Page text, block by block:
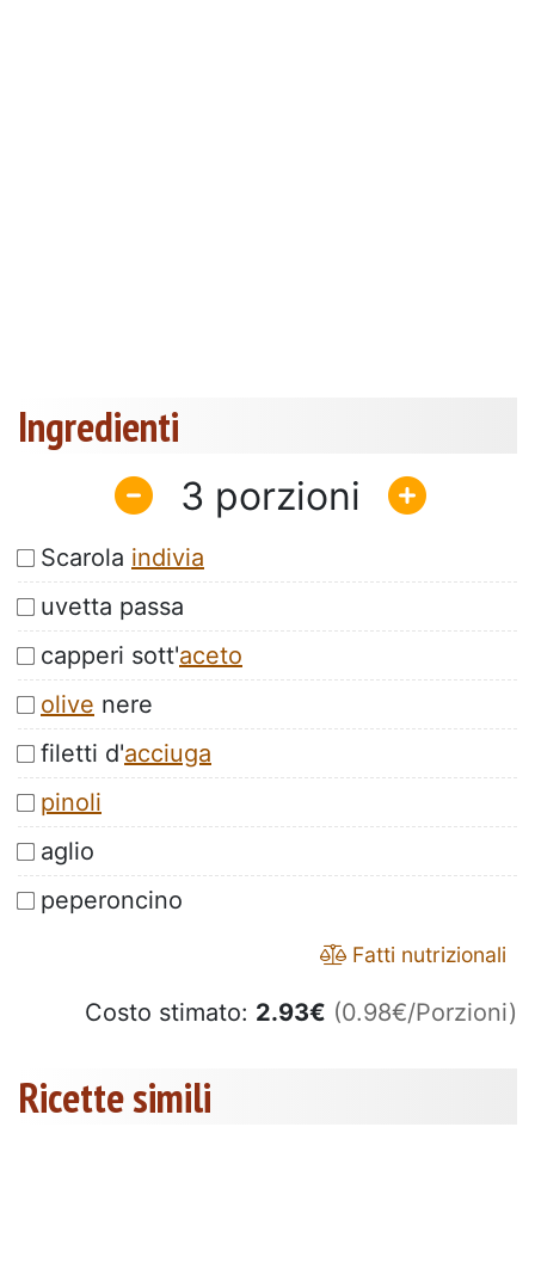
Ingredienti
3
Scarola indivia
uvetta passa
capperi sott'aceto
olive nere
filetti d'acciuga
pinoli
aglio
peperoncino
Fatti nutrizionali
Costo stimato: 2.93€ (0.98€/Porzioni)
Ricette simili